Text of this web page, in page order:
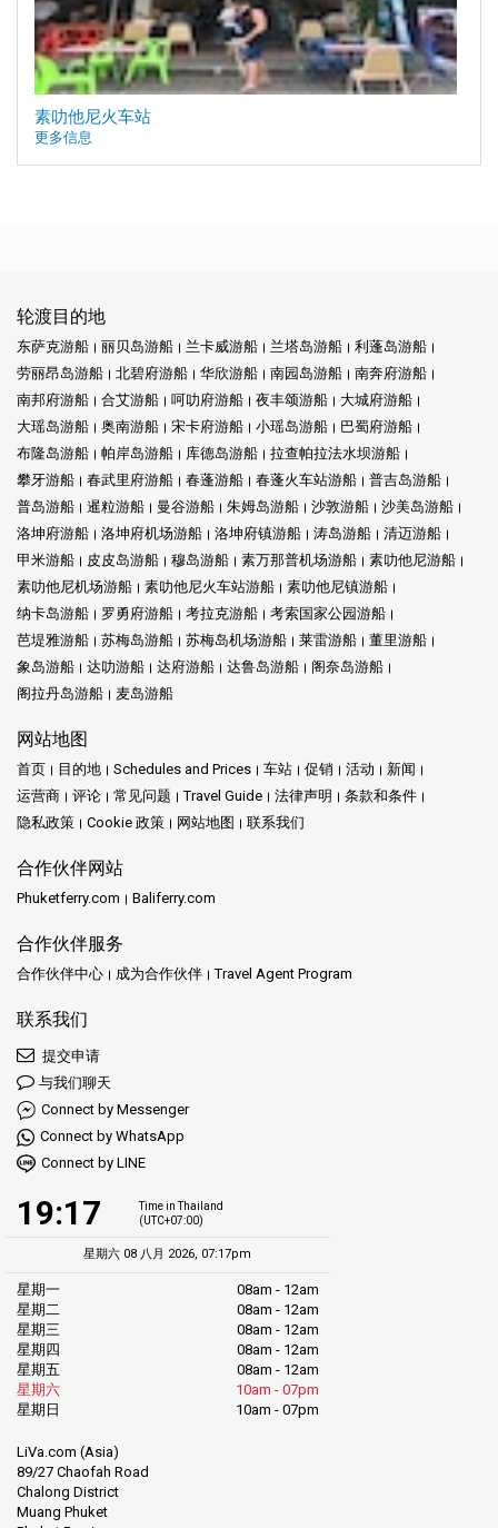
素叻他尼火车站
更多信息
轮渡目的地
东萨克游船 丽贝岛游船 兰卡威游船 兰塔岛游船
利蓬岛游船
劳丽昂岛游船
北碧府游船 华欣游船 南园岛游船
南奔府游船
南邦府游船
合艾游船 呵叻府游船 夜丰颂游船
大城府游船
大瑶岛游船
奥南游船 宋卡府游船 小瑶岛游船
巴蜀府游船
布隆岛游船
帕岸岛游船 库德岛游船
拉查帕拉法水坝游船
攀牙游船
春武里府游船 春蓬游船 春蓬火车站游船
普吉岛游船
普岛游船
暹粒游船 曼谷游船 朱姆岛游船 沙敦游船
沙美岛游船
洛坤府游船
洛坤府机场游船 洛坤府镇游船 涛岛游船
清迈游船
甲米游船
皮皮岛游船 穆岛游船 素万那普机场游船
素叻他尼游船
素叻他尼机场游船
素叻他尼火车站游船
素叻他尼镇游船
纳卡岛游船
罗勇府游船 考拉克游船
考索国家公园游船
芭堤雅游船
苏梅岛游船 苏梅岛机场游船 莱雷游船
董里游船
象岛游船
达叻游船 达府游船 达鲁岛游船
阁奈岛游船
阁拉丹岛游船
麦岛游船
网站地图
首页 目的地 Schedules and Prices 车站 促销 活动
新闻
运营商
评论 常见问题 Travel Guide 法律声明
条款和条件
隐私政策
Cookie 政策 网站地图 联系我们
合作伙伴网站
Phuketferry.com Baliferry.com
合作伙伴服务
合作伙伴中心 成为合作伙伴 Travel Agent Program
联系我们
提交申请
与我们聊天
Connect by Messenger
Connect by WhatsApp
Connect by LINE
19:17
Time in Thailand
(UTC+07:00)
星期六 08 八月 2026, 07:17pm
星期一
08am - 12am
星期二
08am - 12am
星期三
08am - 12am
星期四
08am - 12am
星期五
08am - 12am
星期六
10am - 07pm
星期日
10am - 07pm
LiVa.com (Asia)
89/27 Chaofah Road
Chalong District
Muang Phuket